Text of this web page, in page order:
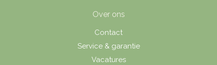
Over ons
Contact
Service & garantie
Vacatures